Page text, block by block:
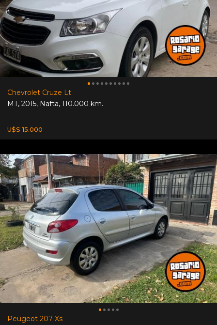
Chevrolet Cruze Lt
MT, 2015, Nafta, 110.000 km.
U$S 15.000
Peugeot 207 Xs